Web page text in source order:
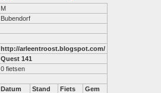
M
Bubendorf
http://arleentroost.blogspot.com/
Quest 141
0 fietsen
Datum Stand Fiets
Gem